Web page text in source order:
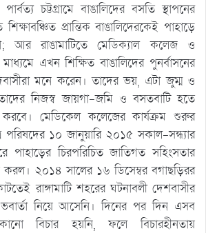
চট্টগ্রামে বাঙালিদের বসতি স্থাপনের
প্রান্তিক বাঙালিদেরকেই পাহাড়ে
আর রাঙামাটিতে মেডিক্যাল কলেজ ও
মাধ্যমে এখন শিক্ষিত বাঙালিদের পুনর্বাসনের
মনে করেন। তাদের ভয়, এটা জুম্ম ও
তাদের নিজস্ব জায়গা-জমি ও বসতবাটি হতে
করবে। মেডিকেল কলেজের কার্যক্রম শুরুর
পরিষদের ১০ জানুয়ারি ২০১৫ সকাল-সন্ধ্যার
পাহাড়ের চিরপরিচিত জাতিগত সহিংসতার
করল। ২০১৪ সালের ১৬ ডিসেম্বর বগাছড়িরর
রাঙ্গামাটি শহরের ঘটনাবলী দেশবাসীর
নিয়ে আসেনি। দিনের পর দিন এসব
বিচার হয়নি, ফলে বিচারহীনতায়